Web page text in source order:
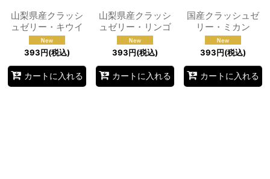
山梨県産クラッシ
ュゼリー・キウイ
393円(税込)
カートに入れる
山梨県産クラッシ
ュゼリー・リンゴ
393円(税込)
カートに入れる
国産クラッシュゼ
リー・ミカン
393円(税込)
カートに入れる